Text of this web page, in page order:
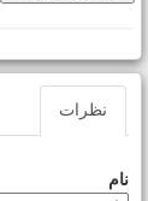
نظرات
نام